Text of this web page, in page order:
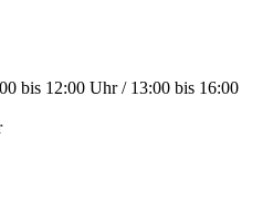
bis 12:00 Uhr / 13:00 bis 16:00